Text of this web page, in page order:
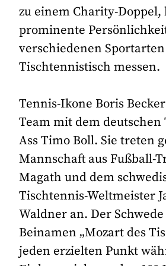
zu einem Charity-Doppel,
prominente
verschiedenen
Tischtennistisch messen.
Tennis-Ikone Boris
Team mit dem deutschen
Ass Timo Boll. Sie treten
Mannschaft aus Fußball-
Magath und dem
Tischtennis-Weltmeister
Waldner an. Der
Beinamen „Mozart des
jeden erzielten Punkt